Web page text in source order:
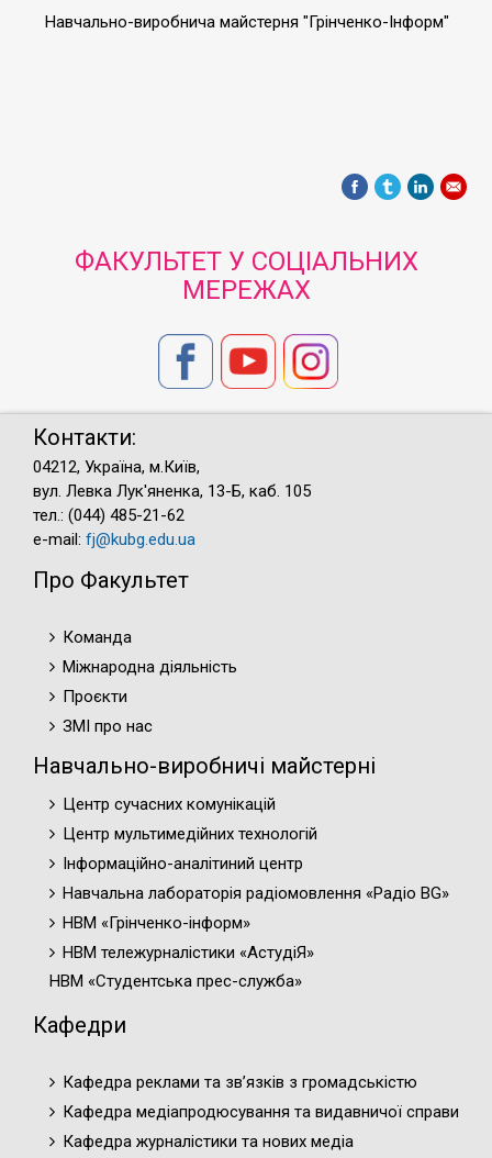
Навчально-виробнича майстерня "Грінченко-Інформ"
ФАКУЛЬТЕТ У СОЦІАЛЬНИХ
МЕРЕЖАХ
Контакти:
04212, Україна, м.Київ,
вул. Левка Лук'яненка, 13-Б, каб. 105
тел.: (044) 485-21-62
e-mail: fj@kubg.edu.ua
Про Факультет
Команда
Міжнародна діяльність
Проєкти
ЗМІ про нас
Навчально-виробничі майстерні
Центр сучасних комунікацій
Центр мультимедійних технологій
Інформаційно-аналітиний центр
Навчальна лабораторія радіомовлення «Радіо BG»
НВМ «Грінченко-інформ»
НВМ тележурналістики «АстудіЯ»
НВМ «Студентська прес-служба»
Кафедри
Кафедра реклами та зв’язків з громадськістю
Кафедра медіапродюсування та видавничої справи
Кафедра журналістики та нових медіа